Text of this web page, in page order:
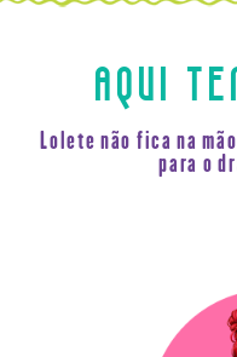
AQUI
Lolete não fica na
para o